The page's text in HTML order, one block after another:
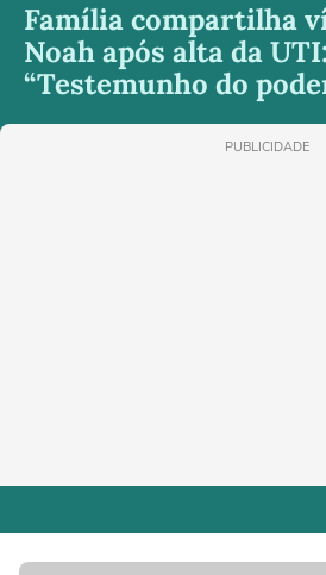
Família compartilha
Noah após alta da UTI:
“Testemunho do
PUBLICIDADE